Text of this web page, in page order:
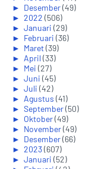
► Desember(49)
► 2022 (506)
► Januari (29)
► Februari (36)
► Maret(39)
► April(33)
► Mei (27)
► Juni (45)
► Juli (42)
► Agustus (41)
► September(50)
► Oktober(49)
► November(49)
► Desember(66)
► 2023(607)
► Januari (52)